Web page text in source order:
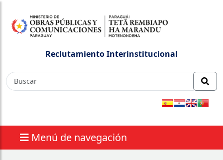
Reclutamiento Interinstitucional
Menú de navegación